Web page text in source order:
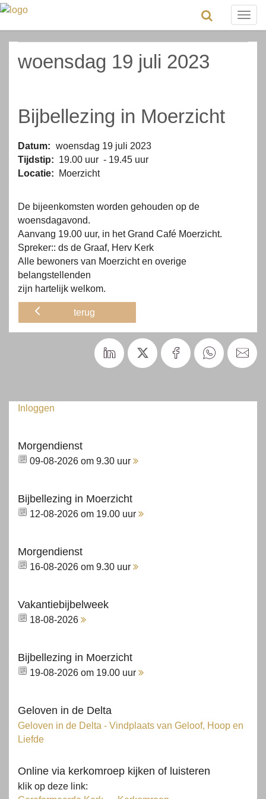
woensdag 19 juli 2023
Bijbellezing in Moerzicht
Datum: woensdag 19 juli 2023
Tijdstip: 19.00 uur - 19.45 uur
Locatie: Moerzicht
De bijeenkomsten worden gehouden op de
woensdagavond.
Aanvang 19.00 uur, in het Grand Café Moerzicht.
Spreker:: ds de Graaf, Herv Kerk
Alle bewoners van Moerzicht en overige
belangstellenden
zijn hartelijk welkom.
terug
Inloggen
Morgendienst
09-08-2026 om 9.30 uur
Bijbellezing in Moerzicht
12-08-2026 om 19.00 uur
Morgendienst
16-08-2026 om 9.30 uur
Vakantiebijbelweek
18-08-2026
Bijbellezing in Moerzicht
19-08-2026 om 19.00 uur
Geloven in de Delta
Geloven in de Delta - Vindplaats van Geloof, Hoop en
Liefde
Online via kerkomroep kijken of luisteren
klik op deze link: